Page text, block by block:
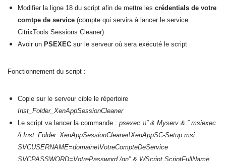
Modifier la ligne 18 du script afin de mettre les crédentials de votre
comtpe de service (compte qui servira à lancer le service :
CitrixTools Sessions Cleaner)
Avoir un PSEXEC sur le serveur où sera exécuté le script
Fonctionnement du script :
Copie sur le serveur cible le répertoire
Inst_Folder_XenAppSessionCleaner
Le script va lancer la commande : psexec \\” & Myserv & ” msiexec
/i Inst_Folder_XenAppSessionCleaner\XenAppSC-Setup.msi
SVCUSERNAME=domaine\VotreCompteDeService
SVCPASSWORD=VotrePassword /qn” & WScript.ScriptFullName,